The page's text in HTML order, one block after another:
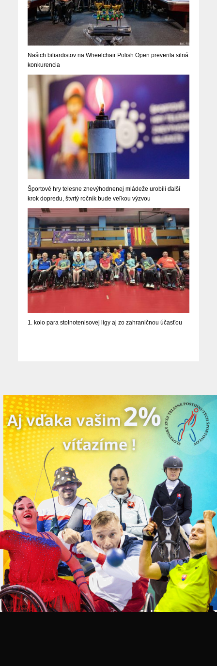
Našich biliardistov na Wheelchair Polish Open preverila silná
konkurencia
Športové hry telesne znevýhodnenej mládeže urobili ďalší
krok dopredu, štvrtý ročník bude veľkou výzvou
1. kolo para stolnotenisovej ligy aj zo zahraničnou účasťou